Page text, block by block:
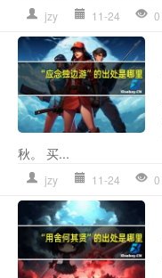
jzy 11-24 0
秋。 买...
jzy 11-24 0